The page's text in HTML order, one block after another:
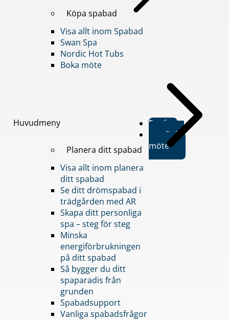
Huvudmeny
Köpa spabad
Visa allt inom Spabad
Swan Spa
Nordic Hot Tubs
Boka möte
Planera ditt spabad
Visa allt inom planera
ditt spabad
Se ditt drömspabad i
trädgården med AR
Skapa ditt personliga
spa – steg för steg
Minska
energiförbrukningen
på ditt spabad
Så bygger du ditt
spaparadis från
grunden
Spabadsupport
Vanliga spabadsfrågor
Butiker
Boka
möte